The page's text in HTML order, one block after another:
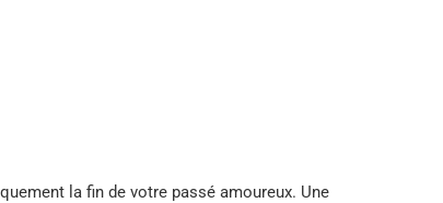
la fin de votre passé amoureux. Une